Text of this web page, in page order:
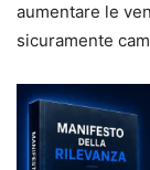
aumentare le
sicuramente